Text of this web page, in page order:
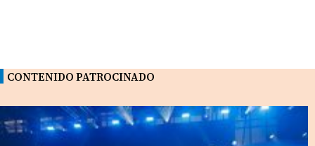
CONTENIDO PATROCINADO